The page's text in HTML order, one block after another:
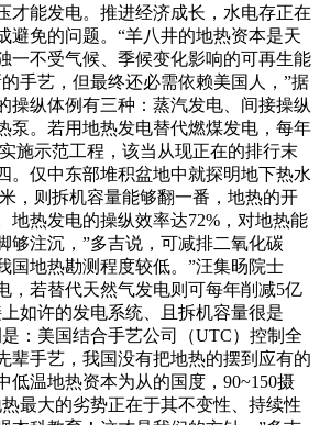
才能发电。推进经济成长，水电存正在
避免的问题。“羊八井的地热资本是天
一不受气候、季候变化影响的可再生能
手艺，但最终还必需依赖美国人，”据
操纵体例有三种：蒸汽发电、间接操纵
泵。若用地热发电替代燃煤发电，每年
施示范工程，该当从现正在的排行末
。仅中东部堆积盆地中就探明地下热水
，则拆机容量能够翻一番，地热的开
地热发电的操纵效率达72%，对地热能
够注沉，”多吉说，可减排二氧化碳
国地热勘测程度较低。”汪集旸院士
，若替代天然气发电则可每年削减5亿
如许的发电系统、且拆机容量很是
：美国结合手艺公司（UTC）控制全
辈手艺，我国没有把地热的摆到应有的
低温地热资本为从的国度，90~150摄
最大的劣势正在于其不变性、持续性